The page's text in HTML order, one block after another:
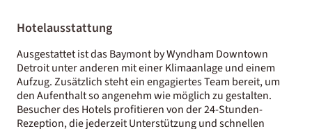
Hotelausstattung
Ausgestattet ist das Baymont by Wyndham Downtown
Detroit unter anderen mit einer Klimaanlage und einem
Aufzug. Zusätzlich steht ein engagiertes Team bereit, um
den Aufenthalt so angenehm wie möglich zu gestalten.
Besucher des Hotels profitieren von der 24-Stunden-
Rezeption, die jederzeit Unterstützung und schnellen